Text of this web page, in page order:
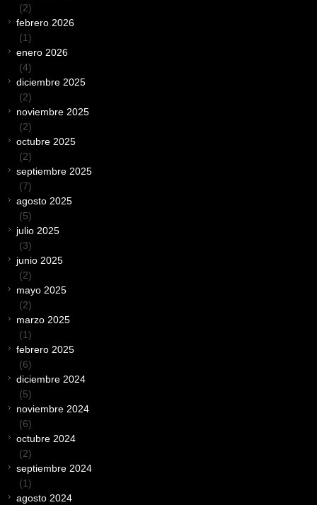
(2)
febrero 2026
(1)
enero 2026
(4)
diciembre 2025
(2)
noviembre 2025
(2)
octubre 2025
(2)
septiembre 2025
(7)
agosto 2025
(5)
julio 2025
(3)
junio 2025
(2)
mayo 2025
(2)
marzo 2025
(1)
febrero 2025
(6)
diciembre 2024
(5)
noviembre 2024
(6)
octubre 2024
(2)
septiembre 2024
(1)
agosto 2024